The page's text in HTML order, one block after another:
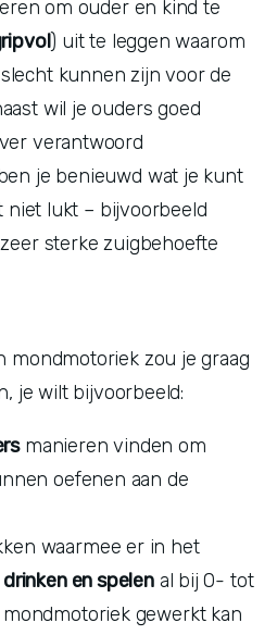
om ouder en kind te
) uit te leggen waarom
wil je ouders goed
je benieuwd wat je kunt
niet lukt – bijvoorbeeld
sterke zuigbehoefte
mondmotoriek zou je graag
je wilt bijvoorbeeld:
manieren vinden om
oefenen aan de
manieren ontdekken waarmee er in het
en spelen al bij 0- tot
gewerkt kan